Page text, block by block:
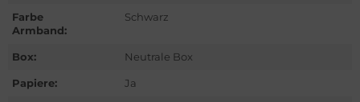
Farbe
Armband:
Schwarz
Box: Neutrale Box
Papiere: Ja
Heuer